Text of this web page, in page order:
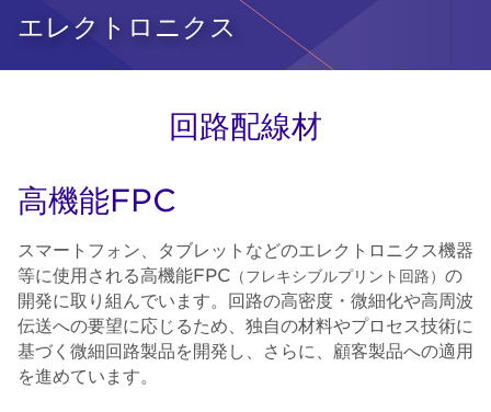
エレクトロニクス
回路配線材
高機能FPC
スマートフォン、タブレットなどのエレクトロニクス機器
等に使用される高機能FPC （フレキシブルプリント回路） の
開発に取り組んでいます。回路の高密度・微細化や高周波
伝送への要望に応じるため、独自の材料やプロセス技術に
基づく微細回路製品を開発し、さらに、顧客製品への適用
を進めています。